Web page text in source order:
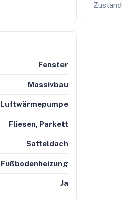
Zustand
Fenster
Massivbau
Luftwärmepumpe
Fliesen, Parkett
Satteldach
Fußbodenheizung
Ja